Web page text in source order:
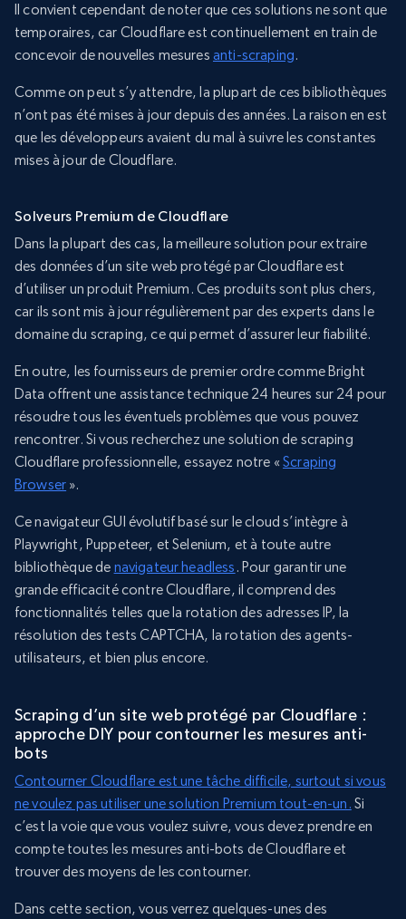
Il convient cependant de noter que ces solutions ne sont que
temporaires, car Cloudflare est continuellement en train de
concevoir de nouvelles mesures anti-scraping.
Comme on peut s’y attendre, la plupart de ces bibliothèques
n’ont pas été mises à jour depuis des années. La raison en est
que les développeurs avaient du mal à suivre les constantes
mises à jour de Cloudflare.
Solveurs Premium de Cloudflare
Dans la plupart des cas, la meilleure solution pour extraire
des données d’un site web protégé par Cloudflare est
d’utiliser un produit Premium. Ces produits sont plus chers,
car ils sont mis à jour régulièrement par des experts dans le
domaine du scraping, ce qui permet d’assurer leur fiabilité.
En outre, les fournisseurs de premier ordre comme Bright
Data offrent une assistance technique 24 heures sur 24 pour
résoudre tous les éventuels problèmes que vous pouvez
rencontrer. Si vous recherchez une solution de scraping
Cloudflare professionnelle, essayez notre «Scraping
Browser ».
Ce navigateur GUI évolutif basé sur le cloud s’intègre à
Playwright, Puppeteer, et Selenium, et à toute autre
bibliothèque de navigateur headless . Pour garantir une
grande efficacité contre Cloudflare, il comprend des
fonctionnalités telles que la rotation des adresses IP, la
résolution des tests CAPTCHA, la rotation des agents-
utilisateurs, et bien plus encore.
Scraping d’un site web protégé par Cloudflare :
approche DIY pour contourner les mesures anti-
bots
Contourner Cloudflare est une tâche difficile, surtout si vous
ne voulez pas utiliser une solution Premium tout-en-un. Si
c’est la voie que vous voulez suivre, vous devez prendre en
compte toutes les mesures anti-bots de Cloudflare et
trouver des moyens de les contourner.
Dans cette section, vous verrez quelques-unes des